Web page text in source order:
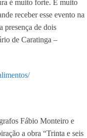
é muito forte. É muito
receber esse evento na
presença de dois
de Caratinga –
Fábio Monteiro e
a obra “Trinta e seis